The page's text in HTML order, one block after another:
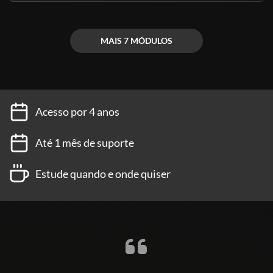
órgãos são de nível superior.
(Fontes: Secretaria de Educação de São Paulo e ABED)
MAIS 7 MÓDULOS
Acesso por 4 anos
Até 1 mês de suporte
Estude quando e onde quiser